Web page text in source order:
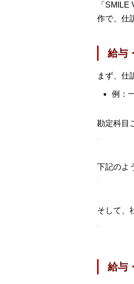
「
作で、仕
給与
まず、仕
例：
勘定科目
下記のよ
そして、
給与